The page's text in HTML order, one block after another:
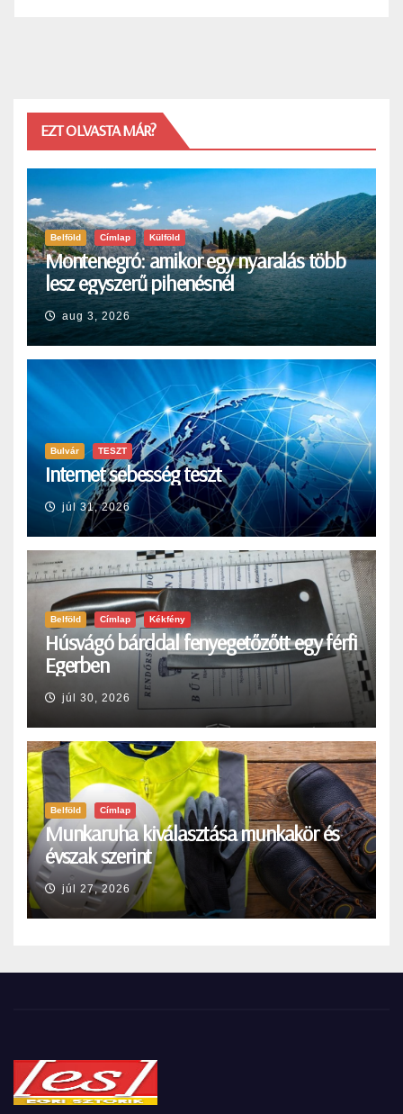
EZT OLVASTA MÁR?
Belföld Címlap Külföld
Montenegró: amikor egy nyaralás több
lesz egyszerű pihenésnél
aug 3, 2026
Bulvár TESZT
Internet sebesség teszt
júl 31, 2026
Belföld Címlap Kékfény
Húsvágó bárddal fenyegetőzőtt egy férfi
Egerben
júl 30, 2026
Belföld Címlap
Munkaruha kiválasztása munkakör és
évszak szerint
júl 27, 2026